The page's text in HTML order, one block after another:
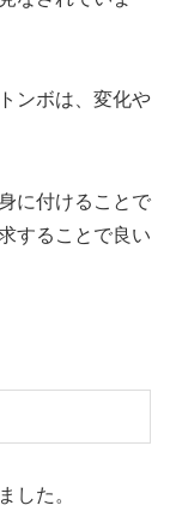
ンボは、変化や
に付けることで
することで良い
した。